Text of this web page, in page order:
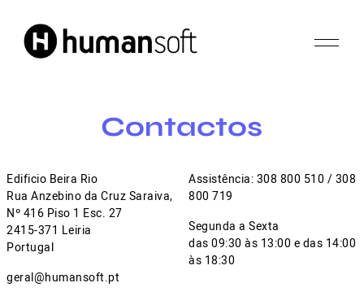
Contactos
Edificio Beira Rio
Rua Anzebino da Cruz Saraiva,
Nº 416 Piso 1 Esc. 27
2415-371 Leiria
Portugal
geral@humansoft.pt
Assistência: 308 800 510 / 308
800 719
Segunda a Sexta
das 09:30 às 13:00 e das 14:00
às 18:30